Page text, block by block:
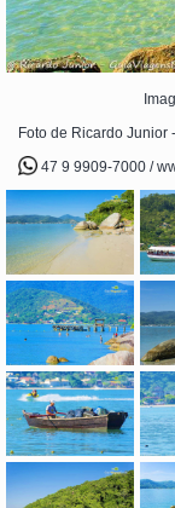
Foto de Ricardo Junior
47 9 9909-7000 /